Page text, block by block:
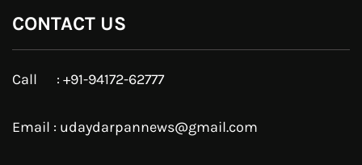
CONTACT US
Call : +91-94172-62777
Email : udaydarpannews@gmail.com